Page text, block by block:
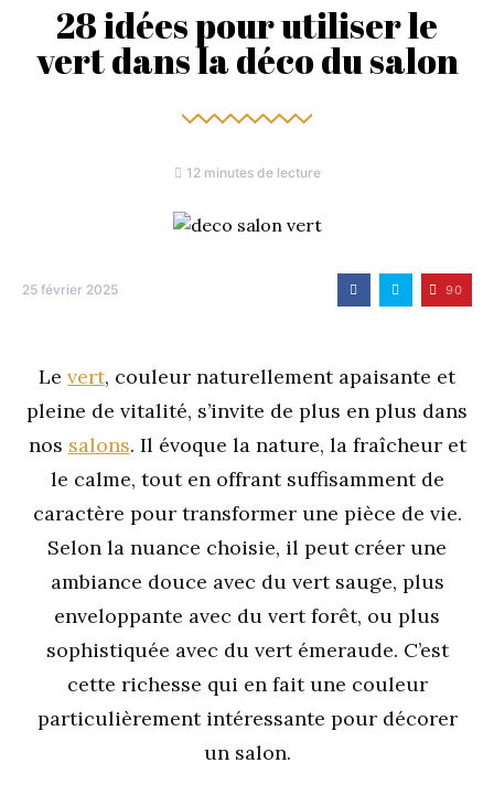
28 idées pour utiliser le
vert dans la déco du salon
12 minutes de lecture
25 février 2025 90
Le vert, couleur naturellement apaisante et
pleine de vitalité, s’invite de plus en plus dans
nos salons. Il évoque la nature, la fraîcheur et
le calme, tout en offrant suffisamment de
caractère pour transformer une pièce de vie.
Selon la nuance choisie, il peut créer une
ambiance douce avec du vert sauge, plus
enveloppante avec du vert forêt, ou plus
sophistiquée avec du vert émeraude. C’est
cette richesse qui en fait une couleur
particulièrement intéressante pour décorer
un salon.